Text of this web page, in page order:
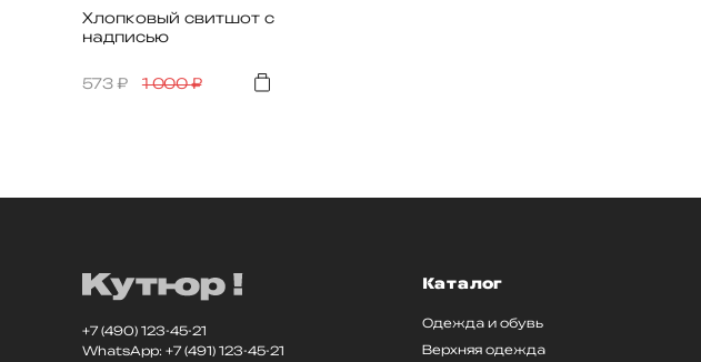
Хлопковый свитшот с
надписью
573₽ 1 000₽
+7 (490) 123-45-21
WhatsApp: +7 (491) 123-45-21
Каталог
Одежда и обувь
Верхняя одежда